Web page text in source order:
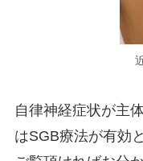
自律神経症状が主
はSGB療法が有効